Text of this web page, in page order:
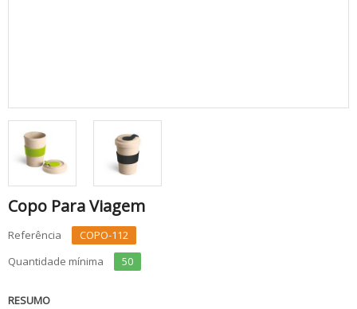
Copo Para Viagem
Referência
COPO-112
Quantidade mínima
50
RESUMO